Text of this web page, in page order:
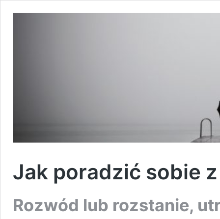
Jak poradzić sobie
Rozwód lub rozstanie,